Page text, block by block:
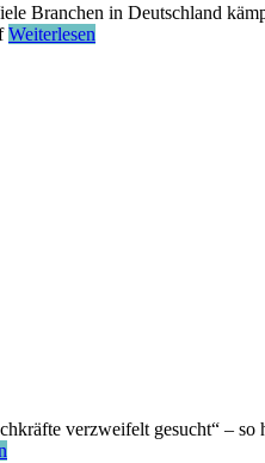
Branchen in Deutschland
Weiterlesen
verzweifelt gesucht“ –